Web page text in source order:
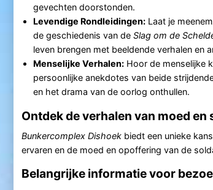
gevechten doorstonden.
Levendige Rondleidingen:Laat je
de geschiedenis van de Slag om de
leven brengen met beeldende verhalen en
Menselijke Verhalen:Hoor de menselijke
persoonlijke anekdotes van beide
en het drama van de oorlog onthullen.
Ontdek de verhalen van moed en
Bunkercomplex Dishoekbiedt een unieke
ervaren en de moed en opoffering van de
Belangrijke informatie voor